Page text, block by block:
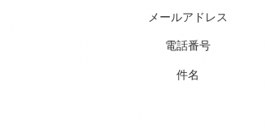
メールアドレス
電話番号
件名